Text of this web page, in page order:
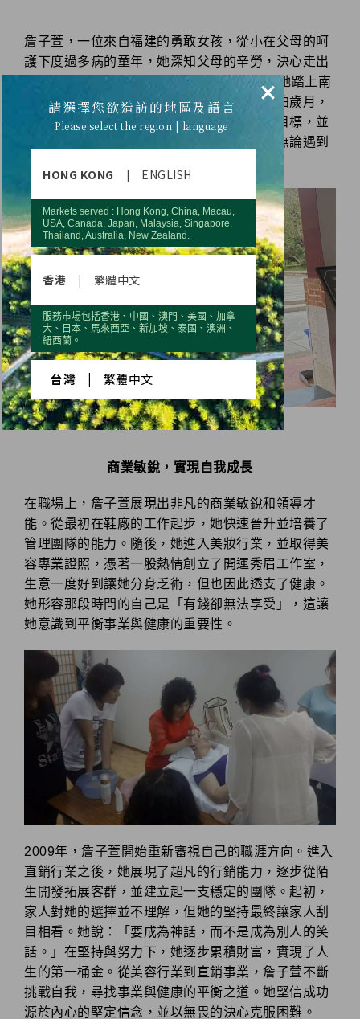
詹子萱，一位來自福建的勇敢女孩，從小在父母的呵
護下度過多病的童年，她深知父母的辛勞，決心走出
家鄉，為父母帶來更好的生活。16歲那年，她踏上南
方的土地，經歷了在澳門、新加坡等地的漂泊歲月，
逐步從異鄉找到自己的定位，最終實現她的目標，並
把家鄉的父老視為她成功的動力。她說：「無論遇到
商業敏銳，實現自我成長
在職場上，詹子萱展現出非凡的商業敏銳和領導才
能。從最初在鞋廠的工作起步，她快速晉升並培養了
管理團隊的能力。隨後，她進入美妝行業，並取得美
容專業證照，憑著一股熱情創立了開運秀眉工作室，
生意一度好到讓她分身乏術，但也因此透支了健康。
她形容那段時間的自己是「有錢卻無法享受」，這讓
她意識到平衡事業與健康的重要性。
2009年，詹子萱開始重新審視自己的職涯方向。進入
直銷行業之後，她展現了超凡的行銷能力，逐步從陌
生開發拓展客群，並建立起一支穩定的團隊。起初，
家人對她的選擇並不理解，但她的堅持最終讓家人刮
目相看。她說：「要成為神話，而不是成為別人的笑
話。」在堅持與努力下，她逐步累積財富，實現了人
生的第一桶金。 從美容行業到直銷事業，詹子萱不斷
挑戰自我，尋找事業與健康的平衡之道。她堅信成功
源於內心的堅定信念，並以無畏的決心克服困難。
×
請選擇您欲造訪的地區及語言
Please select the region | language
HONG KONG | ENGLISH
Markets served : Hong Kong, China, Macau,
USA, Canada, Japan, Malaysia, Singapore,
Thailand, Australia, New Zealand.
香港 | 繁體中文
服務市場包括香港、中國、澳門、美國、加拿
大、日本、馬來西亞、新加坡、泰國、澳洲、
紐西蘭。
台灣 繁體中文